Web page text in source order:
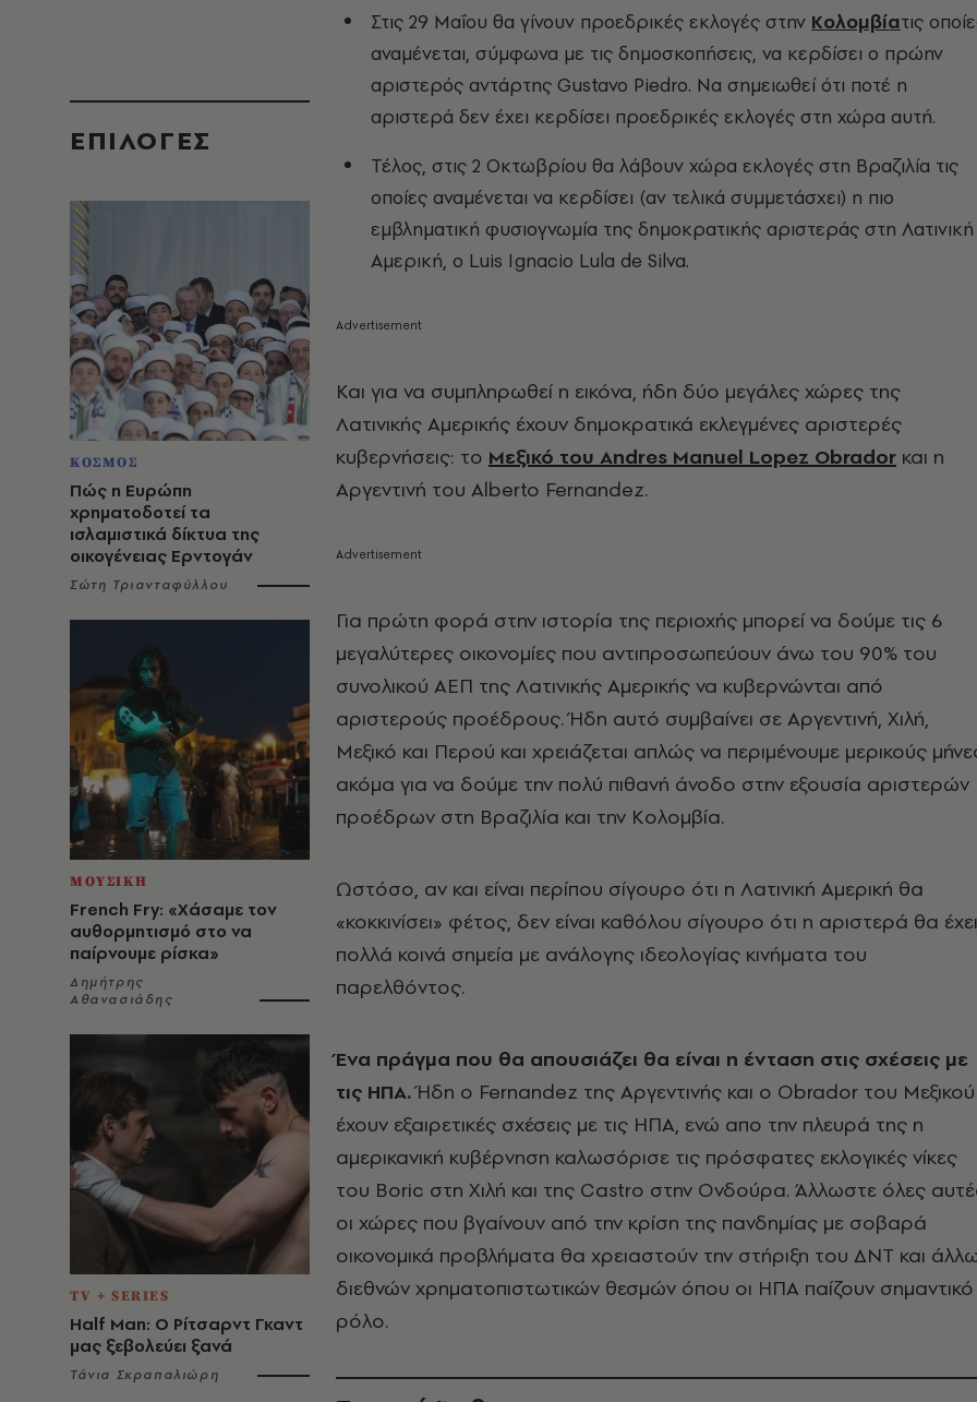
EΠΙΛΟΓΈΣ
ΚΟΣΜΟΣ
Πώς η Ευρώπη
χρηματοδοτεί τα
ισλαμιστικά δίκτυα της
οικογένειας Ερντογάν
Σώτη Τριανταφύλλου
ΜΟΥΣΙΚΗ
French Fry: «Χάσαμε τον
αυθορμητισμό στο να
παίρνουμε ρίσκα»
Δημήτρης
Αθανασιάδης
TV + SERIES
Half Man: Ο Ρίτσαρντ Γκαντ
μας ξεβολεύει ξανά
Τάνια Σκραπαλιώρη
Στις 29 Μαΐου θα γίνουν προεδρικές εκλογές στην Κολομβίατις
αναμένεται, σύμφωνα με τις δημοσκοπήσεις, να κερδίσει ο πρώην
αριστερός αντάρτης Gustavo Piedro. Να σημειωθεί ότι ποτέ η
αριστερά δεν έχει κερδίσει προεδρικές εκλογές στη χώρα αυτή.
Τέλος, στις 2 Οκτωβρίου θα λάβουν χώρα εκλογές στη Βραζιλία τις
οποίες αναμένεται να κερδίσει (αν τελικά συμμετάσχει) η πιο
εμβληματική φυσιογνωμία της δημοκρατικής αριστεράς στη Λατινική
Αμερική, ο Luis Ignacio Lula de Silva.
Και για να συμπληρωθεί η εικόνα, ήδη δύο μεγάλες χώρες της
Λατινικής Αμερικής έχουν δημοκρατικά εκλεγμένες αριστερές
κυβερνήσεις: τo Μεξικό του Αndres Manuel Lopez Obrador και η
Αργεντινή του Alberto Fernandez.
Για πρώτη φορά στην ιστορία της περιοχής μπορεί να δούμε τις 6
μεγαλύτερες οικονομίες που αντιπροσωπεύουν άνω του 90% του
συνολικού ΑΕΠ της Λατινικής Αμερικής να κυβερνώνται από
αριστερούς προέδρους. Ήδη αυτό συμβαίνει σε Αργεντινή, Χιλή,
Μεξικό και Περού και χρειάζεται απλώς να περιμένουμε μερικούς
ακόμα για να δούμε την πολύ πιθανή άνοδο στην εξουσία αριστερών
προέδρων στη Βραζιλία και την Κολομβία.
Ωστόσο, αν και είναι περίπου σίγουρο ότι η Λατινική Αμερική θα
«κοκκινίσει» φέτος, δεν είναι καθόλου σίγουρο ότι η αριστερά θα έχει
πολλά κοινά σημεία με ανάλογης ιδεολογίας κινήματα του
παρελθόντος.
Ένα πράγμα που θα απουσιάζει θα είναι η ένταση στις σχέσεις με
τις ΗΠΑ.Ήδη ο Fernandez της Αργεντινής και ο Obrador του Μεξικού
έχουν εξαιρετικές σχέσεις με τις ΗΠΑ, ενώ απο την πλευρά της η
αμερικανική κυβέρνηση καλωσόρισε τις πρόσφατες εκλογικές νίκες
του Boric στη Χιλή και της Castro στην Ονδούρα. Άλλωστε όλες
οι χώρες που βγαίνουν από την κρίση της πανδημίας με σοβαρά
οικονομικά προβλήματα θα χρειαστούν την στήριξη του ΔΝΤ και
διεθνών χρηματοπιστωτικών θεσμών όπου οι ΗΠΑ παίζουν σημαντικό
ρόλο.